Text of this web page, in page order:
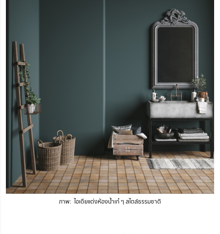
ภาพ: ไอเดียแต่งห้องน้ำเก๋ ๆ สไตล์ธรรมชาติ